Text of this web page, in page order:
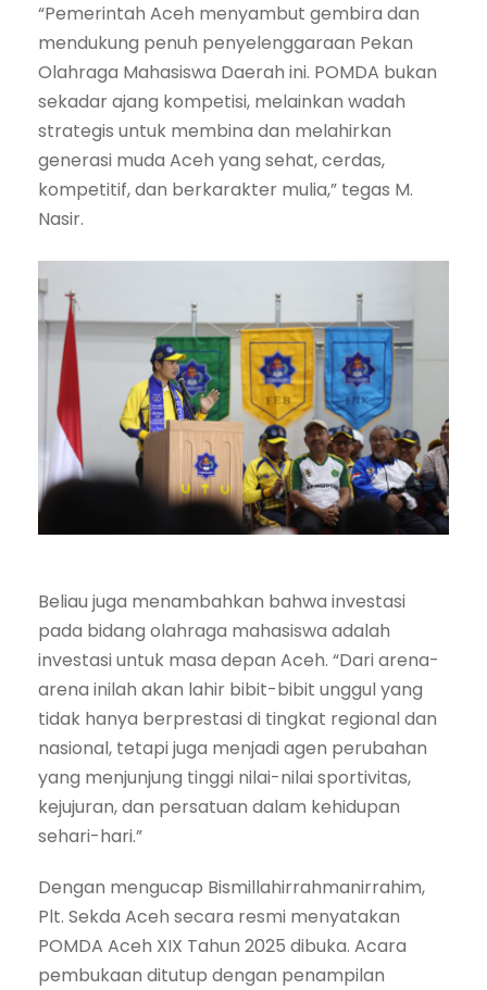
“Pemerintah Aceh menyambut gembira dan
mendukung penuh penyelenggaraan Pekan
Olahraga Mahasiswa Daerah ini. POMDA bukan
sekadar ajang kompetisi, melainkan wadah
strategis untuk membina dan melahirkan
generasi muda Aceh yang sehat, cerdas,
kompetitif, dan berkarakter mulia,” tegas M.
Nasir.
Beliau juga menambahkan bahwa investasi
pada bidang olahraga mahasiswa adalah
investasi untuk masa depan Aceh. “Dari arena-
arena inilah akan lahir bibit-bibit unggul yang
tidak hanya berprestasi di tingkat regional dan
nasional, tetapi juga menjadi agen perubahan
yang menjunjung tinggi nilai-nilai sportivitas,
kejujuran, dan persatuan dalam kehidupan
sehari-hari.”
Dengan mengucap Bismillahirrahmanirrahim,
Plt. Sekda Aceh secara resmi menyatakan
POMDA Aceh XIX Tahun 2025 dibuka. Acara
pembukaan ditutup dengan penampilan